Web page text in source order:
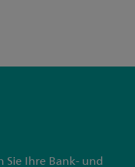
Sie Ihre Bank- und